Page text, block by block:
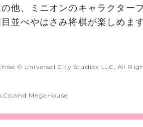
他、ミニオンのキャラクター
並べやはさみ将棋が楽しめます
© Universal City Studios LLC, All
MegaHouse